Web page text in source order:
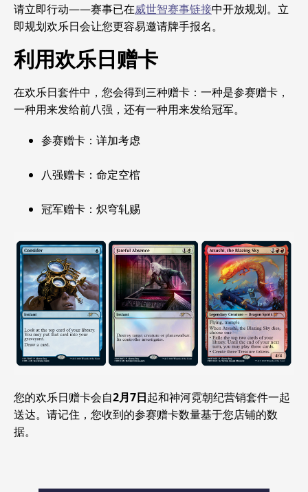
请立即行动——赛事已在威世智赛事链接中开放规划。立
即规划欢乐日会让您更容易邀请牌手报名。
利用欢乐日赠卡
在欢乐日套件中，您会得到三种赠卡：一种是参赛赠卡，
一种用来发给前八强，还有一种用来发给冠军。
参赛赠卡：详加考虑
八强赠卡：命定空棺
冠军赠卡：炽穹轧赐
您的欢乐日赠卡会自2月7日起和神河霓朝纪营销套件一起
送达。请记住，您收到的参赛赠卡数量基于您店铺的数
据。